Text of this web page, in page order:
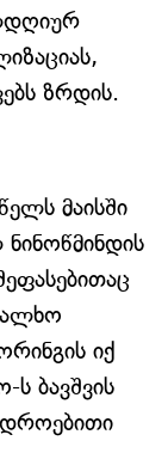
ზრდის.
მაისში
იქ
ს ბავშვის
დროებითი